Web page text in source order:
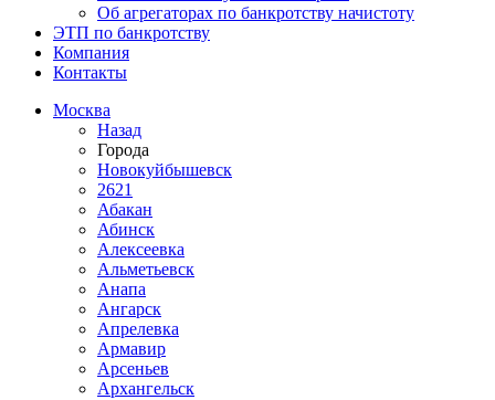
Об агрегаторах по банкротству начистоту
ЭТП по банкротству
Компания
Контакты
Москва
Назад
Города
Новокуйбышевск
2621
Абакан
Абинск
Алексеевка
Альметьевск
Анапа
Ангарск
Апрелевка
Армавир
Арсеньев
Архангельск